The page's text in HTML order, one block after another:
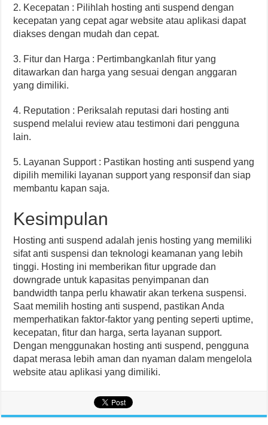
2. Kecepatan : Pilihlah hosting anti suspend dengan
kecepatan yang cepat agar website atau aplikasi dapat
diakses dengan mudah dan cepat.
3. Fitur dan Harga : Pertimbangkanlah fitur yang
ditawarkan dan harga yang sesuai dengan anggaran
yang dimiliki.
4. Reputation : Periksalah reputasi dari hosting anti
suspend melalui review atau testimoni dari pengguna
lain.
5. Layanan Support : Pastikan hosting anti suspend yang
dipilih memiliki layanan support yang responsif dan siap
membantu kapan saja.
Kesimpulan
Hosting anti suspend adalah jenis hosting yang memiliki
sifat anti suspensi dan teknologi keamanan yang lebih
tinggi. Hosting ini memberikan fitur upgrade dan
downgrade untuk kapasitas penyimpanan dan
bandwidth tanpa perlu khawatir akan terkena suspensi.
Saat memilih hosting anti suspend, pastikan Anda
memperhatikan faktor-faktor yang penting seperti uptime,
kecepatan, fitur dan harga, serta layanan support.
Dengan menggunakan hosting anti suspend, pengguna
dapat merasa lebih aman dan nyaman dalam mengelola
website atau aplikasi yang dimiliki.